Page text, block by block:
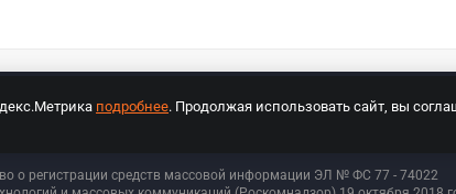
о регистрации средств массовой информации ЭЛ № ФС 77 - 74022
подробнее. Продолжая использовать сайт, вы